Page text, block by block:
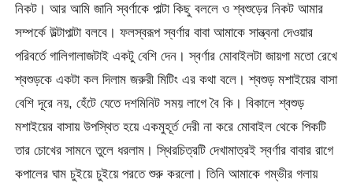
নিকট। আর আমি জানি স্বর্ণাকে পাল্টা কিছু বললে ও শ্বশুড়ের নিকট আমার
সম্পর্কে উল্টাপাল্টা বলবে। ফলস্বরূপ স্বর্ণার বাবা আমাকে সান্ত্বনা দেওয়ার
পরিবর্তে গালিগালাজটাই একটু বেশি দেন। স্বর্ণার মোবাইলটা জায়গা মতো রেখে
শ্বশুড়কে একটা কল দিলাম জরুরী মিটিং এর কথা বলে। শ্বশুড় মশাইয়ের বাসা
বেশি দূরে নয়, হেঁটে যেতে দশমিনিট সময় লাগে বৈ কি। বিকালে শ্বশুড়
মশাইয়ের বাসায় উপস্থিত হয়ে একমুহূর্ত দেরী না করে মোবাইল থেকে পিকটি
তার চোখের সামনে তুলে ধরলাম। স্থিরচিত্রটি দেখামাত্রই স্বর্ণার বাবার রাগে
কপালের ঘাম চুইয়ে চুইয়ে পরতে শুরু করলো। তিনি আমাকে গম্ভীর গলায়